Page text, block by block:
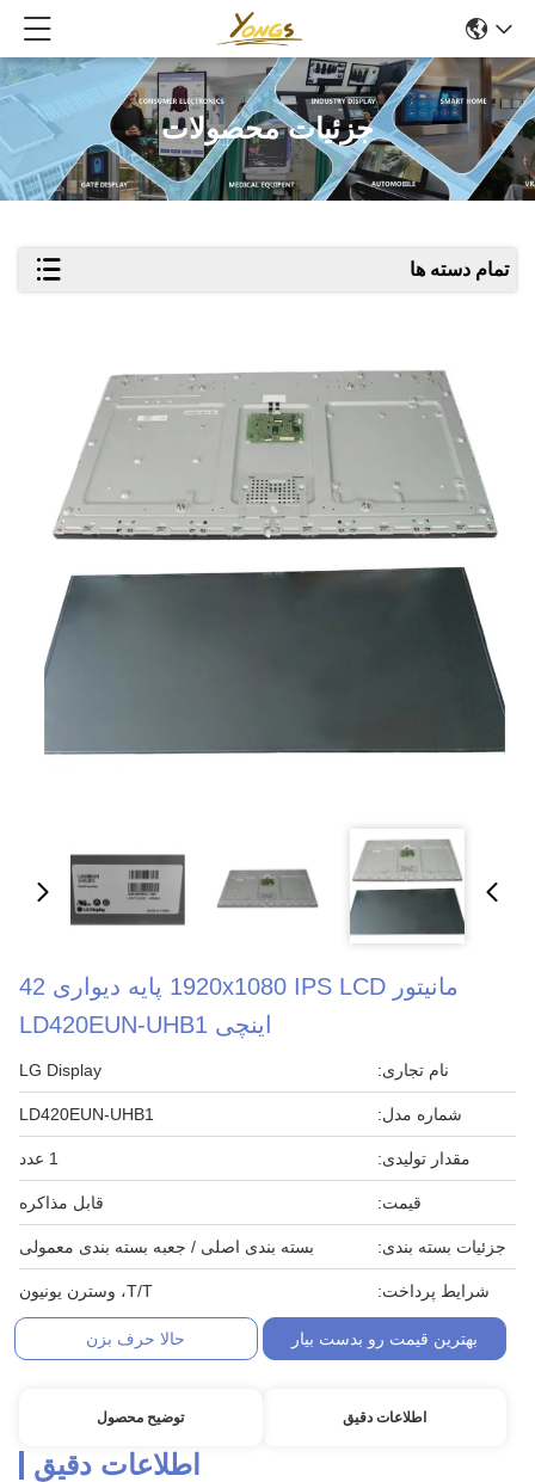
جزئیات محصولات
تمام دسته ها
مانیتور 1920x1080 IPS LCD پایه دیواری 42
اینچی LD420EUN-UHB1
نام تجاری: LG Display
شماره مدل: LD420EUN-UHB1
مقدار تولیدی: 1 عدد
قیمت: قابل مذاکره
جزئیات بسته بندی: بسته بندی اصلی / جعبه بسته بندی معمولی
شرایط پرداخت: T/T، وسترن یونیون
بهترین قیمت رو بدست بیار حالا حرف بزن
اطلاعات دقیق توضیح محصول
اطلاعات دقیق